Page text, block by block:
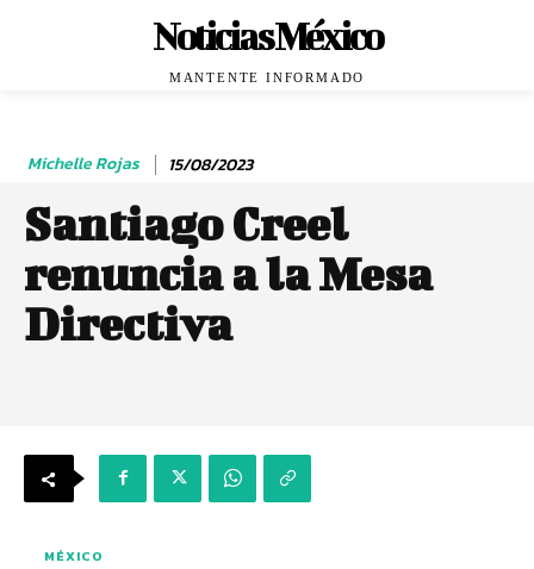
Noticias México
MANTENTE INFORMADO
Michelle Rojas 15/08/2023
Santiago Creel
renuncia a la Mesa
Directiva
MÉXICO